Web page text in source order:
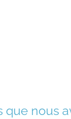
nous